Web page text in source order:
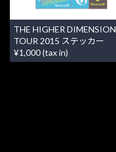
THE HIGHER DIMENSION
TOUR 2015 ステッカー
¥1,000 (tax in)